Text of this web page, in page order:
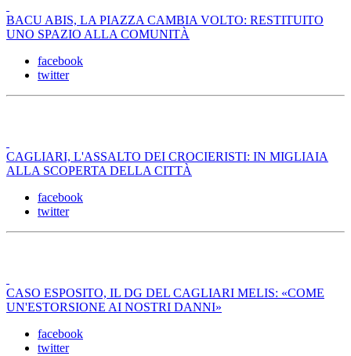
BACU ABIS, LA PIAZZA CAMBIA VOLTO: RESTITUITO
UNO SPAZIO ALLA COMUNITÀ
facebook
twitter
CAGLIARI, L'ASSALTO DEI CROCIERISTI: IN MIGLIAIA
ALLA SCOPERTA DELLA CITTÀ
facebook
twitter
CASO ESPOSITO, IL DG DEL CAGLIARI MELIS: «COME
UN'ESTORSIONE AI NOSTRI DANNI»
facebook
twitter